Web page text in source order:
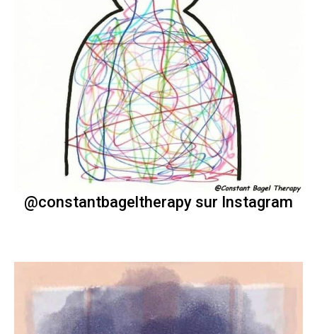
@constantbageltherapy sur Instagram